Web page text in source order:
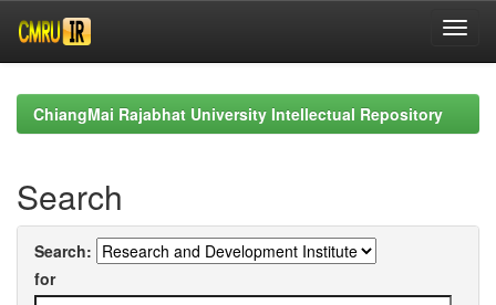
navigationChiangMai Rajabhat University Intellectual Repository
Search
Search:
for